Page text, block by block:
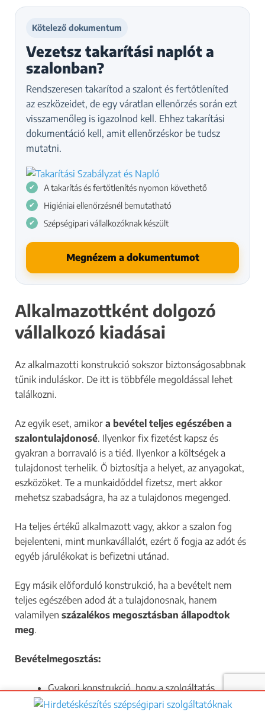
Kötelező dokumentum
Vezetsz takarítási naplót a
szalonban?
Rendszeresen takarítod a szalont és fertőtleníted
az eszközeidet, de egy váratlan ellenőrzés során ezt
visszamenőleg is igazolnod kell. Ehhez takarítási
dokumentáció kell, amit ellenőrzéskor be tudsz
mutatni.
A takarítás és fertőtlenítés nyomon követhető
Higiéniai ellenőrzésnél bemutatható
Szépségipari vállalkozóknak készült
Megnézem a dokumentumot
Alkalmazottként dolgozó
vállalkozó kiadásai
Az alkalmazotti konstrukció sokszor biztonságosabbnak
tűnik induláskor. De itt is többféle megoldással lehet
találkozni.
Az egyik eset, amikor a bevétel teljes egészében a
szalontulajdonosé. Ilyenkor fix fizetést kapsz és
gyakran a borravaló is a tiéd. Ilyenkor a költségek a
tulajdonost terhelik. Ő biztosítja a helyet, az anyagokat,
eszközöket. Te a munkaidőddel fizetsz, mert akkor
mehetsz szabadságra, ha az a tulajdonos megenged.
Ha teljes értékű alkalmazott vagy, akkor a szalon fog
bejelenteni, mint munkavállalót, ezért ő fogja az adót és
egyéb járulékokat is befizetni utánad.
Egy másik előforduló konstrukció, ha a bevételt nem
teljes egészében adod át a tulajdonosnak, hanem
valamilyen százalékos megosztásban állapodtok
meg.
Bevételmegosztás:
Gyakori konstrukció, hogy a szolgáltatás
bevételének kb.30-40%-a a